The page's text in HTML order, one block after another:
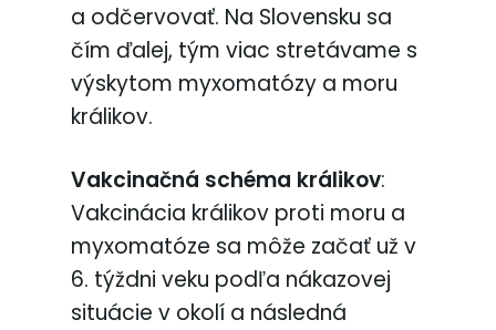
a odčervovať. Na Slovensku sa
čím ďalej, tým viac stretávame s
výskytom myxomatózy a moru
králikov.
Vakcinačná schéma králikov:
Vakcinácia králikov proti moru a
myxomatóze sa môže začať už v
6. týždni veku podľa nákazovej
situácie v okolí a následná